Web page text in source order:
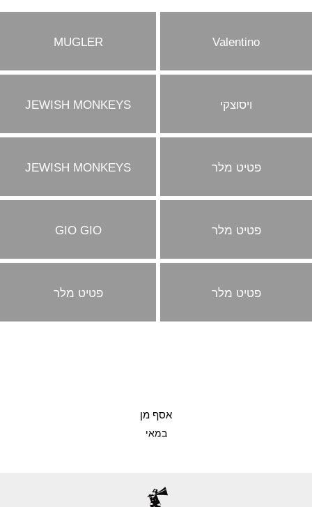
קליפים
Valentino
MUGLER
ויסוצקי JEWISH MONKEYS
פטיט מלר JEWISH MONKEYS
פטיט מלר GIO GIO
פטיט מלר פטיט מלר
אסף מן
במאי